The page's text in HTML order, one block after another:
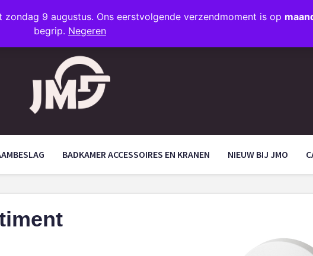
9 augustus. Ons eerstvolgende verzendmoment is op
begrip. Negeren
BADKAMER ACCESSOIRES EN KRANEN NIEUW BIJ JMO